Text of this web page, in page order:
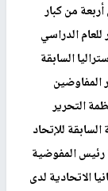
من كبار
الدراسي
السابقة
المفاوضين
التحرير
للإتحاد
رئيس المفوضية
الاتحادية لدى